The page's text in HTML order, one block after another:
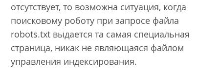
отсутствует, то возможна ситуация, когда
поисковому роботу при запросе файла
robots.txt выдается та самая специальная
страница, никак не являющаяся файлом
управления индексирования.